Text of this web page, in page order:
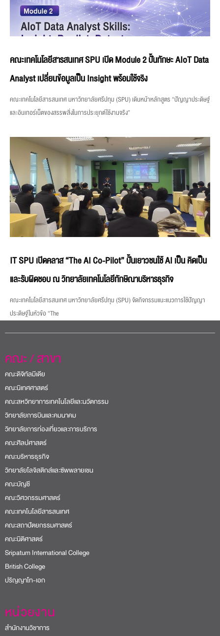
คณะเทคโนโลยีสารสนเทศ SPU เปิด Module 2 ปั้นทักษะ AIoT Data
Analyst เปลี่ยนข้อมูลเป็น Insight พร้อมใช้จริง
คณะเทคโนโลยีสารสนเทศ มหาวิทยาลัยศรีปทุม (SPU) เดินหน้าหลักสูตร “ปัญญาประดิษฐ์
และอินเทอร์เน็ตของสรรพสิ่งในการประยุกต์ใช้งานจริง”
IT SPU เปิดคลาส “The AI Co-Pilot” ปั้นเยาวชนใช้ AI เป็น คิดเป็น
และรับผิดชอบ ณ วิทยาลัยเทคโนโลยีทักษิณาบริหารธุรกิจ
คณะเทคโนโลยีสารสนเทศ มหาวิทยาลัยศรีปทุม (SPU) จัดกิจกรรมแนะแนวการใช้ปัญญา
ประดิษฐ์ในหัวข้อ “The
คณะ / สาขา
คณะดิจิทัลมีเดีย
คณะนิเทศศาสตร์
คณะสหวิทยาการเทคโนโลยีและนวัตกรรม
วิทยาลัยการบินและคมนาคม
วิทยาลัยการท่องเที่ยวและการบริการ
คณะศิลปศาสตร์
คณะบริหารธุรกิจ
วิทยาลัยโลจิสติกส์และซัพพลายเชน
คณะบัญชี
คณะวิศวกรรมศาสตร์
คณะเทคโนโลยีสารสนเทศ
คณะสถาปัตยกรรมศาสตร์
คณะนิติศาสตร์
Sripatum International College
British College
ปริญญาโท-เอก
หน่วยงาน
สำนักงานวิชาการ